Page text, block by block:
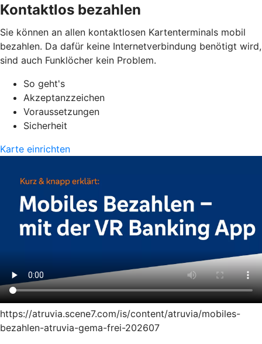
Kontaktlos bezahlen
Sie können an allen kontaktlosen Kartenterminals mobil
bezahlen. Da dafür keine Internetverbindung benötigt wird,
sind auch Funklöcher kein Problem.
So geht's
Akzeptanzzeichen
Voraussetzungen
Sicherheit
Karte einrichten
https://atruvia.scene7.com/is/content/atruvia/mobiles-
bezahlen-atruvia-gema-frei-202607